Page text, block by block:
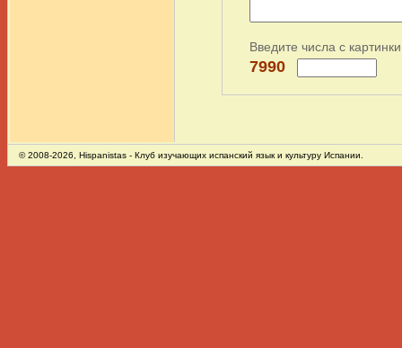
Введите числа с
7990
© 2008-2026, Hispanistas - Клуб изучающих испанский язык и культуру Испании.